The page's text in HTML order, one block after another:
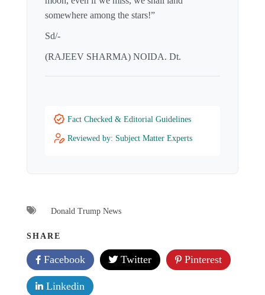
somewhere among the stars!”
Sd/-
(RAJEEV SHARMA) NOIDA. Dt.
Fact Checked & Editorial Guidelines
Reviewed by: Subject Matter Experts
Donald Trump News
SHARE
Facebook Twitter Pinterest
Linkedin